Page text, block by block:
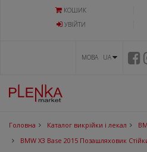
КОШИК
УВIЙТИ
МОВА UA
Головна Каталог викрійки і лекал
BMW X3 Base 2015 Позашляховик